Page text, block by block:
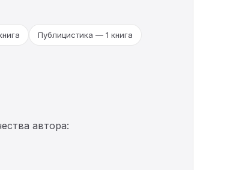
Публицистика — 1 книга
автора: